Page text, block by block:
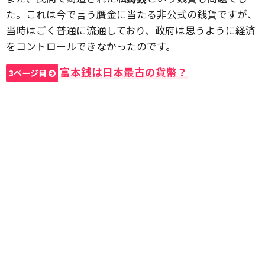
た。これは今で言う贋金に当たる非公式の銭貨ですが、
当時はごく普通に流通しており、政府は思うように経済
をコントロールできなかったのです。
3ページ目 富本銭は日本最古の貨幣？